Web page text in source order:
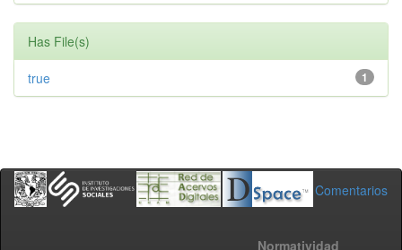
Has File(s)
1
true
Comentarios
Normatividad